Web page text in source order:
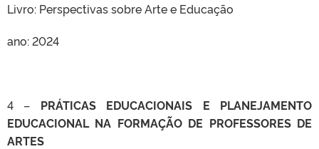
Livro: Perspectivas sobre Arte e Educação
ano: 2024
4 – PRÁTICAS EDUCACIONAIS E PLANEJAMENTO
EDUCACIONAL NA FORMAÇÃO DE PROFESSORES DE
ARTES